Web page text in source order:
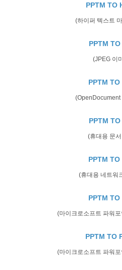
PPTM TO
(하이퍼 텍스트
PPTM TO
(JPEG 이
PPTM TO
(OpenDocument
PPTM TO
(휴대용 문
PPTM TO
(휴대용 네트워
PPTM TO
(마이크로소프트 파워
PPTM TO
(마이크로소프트 파워